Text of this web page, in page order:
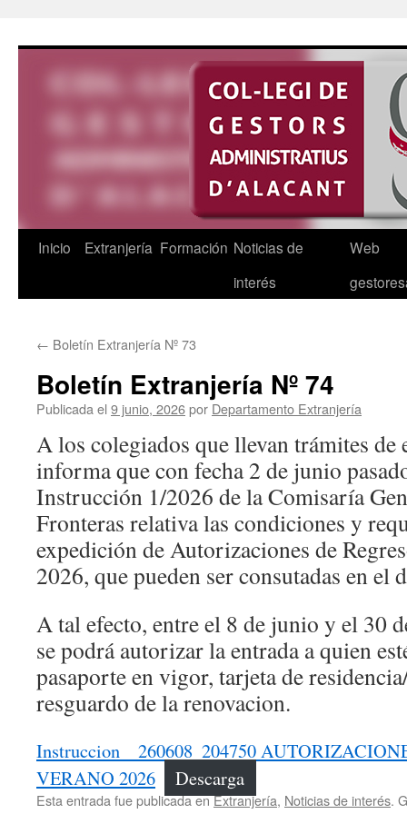
Inicio Extranjería Formación Noticias de
interés
Web
← Boletín Extranjería Nº 73
Boletín Extranjería Nº 74
Publicada el 9 junio, 2026por Departamento Extranjería
A los colegiados que llevan trámites de
informa que con fecha 2 de junio
Instrucción 1/2026 de la Comisaría
Fronteras relativa las condiciones y
expedición de Autorizaciones de
2026, que pueden ser consutadas en el
A tal efecto, entre el 8 de junio y el 30
se podrá autorizar la entrada a quien
pasaporte en vigor, tarjeta de
resguardo de la renovacion.
Instruccion__260608_204750
VERANO 2026
Descarga
Esta entrada fue publicada enExtranjería, Noticias de interés.